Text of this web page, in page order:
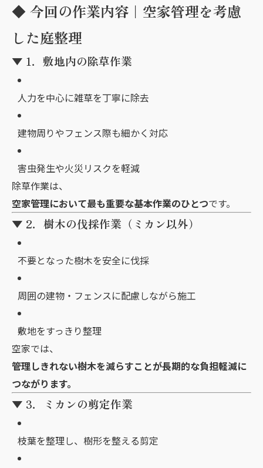
◆ 今回の作業内容｜空家管理を考慮
した庭整理
▼ 1．敷地内の除草作業
人力を中心に雑草を丁寧に除去
建物周りやフェンス際も細かく対応
害虫発生や火災リスクを軽減
除草作業は、
空家管理において最も重要な基本作業のひとつです。
▼ 2．樹木の伐採作業（ミカン以外）
不要となった樹木を安全に伐採
周囲の建物・フェンスに配慮しながら施工
敷地をすっきり整理
空家では、
管理しきれない樹木を減らすことが長期的な負担軽減に
つながります。
▼ 3．ミカンの剪定作業
枝葉を整理し、樹形を整える剪定